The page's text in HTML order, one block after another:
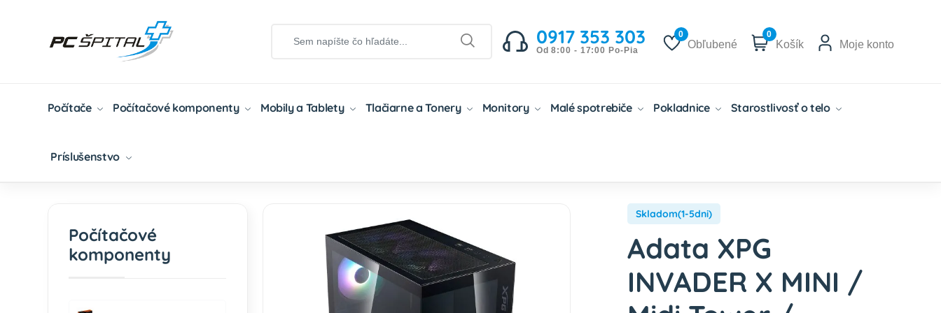
0917 353 303
Od 8:00 - 17:00 Po-Pia
0
Obľubené
0
Košík Moje konto
Počítače Počítačové komponenty Mobily a Tablety Tlačiarne a Tonery Monitory Malé spotrebiče Pokladnice Starostlivosť o telo
Príslušenstvo
Domov Počítačové Komponenty
Skladom(1-5dni)
Adata XPG
INVADER X MINI /
Počítačové
komponenty